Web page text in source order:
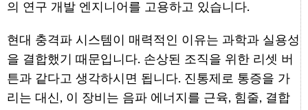
의 연구 개발 엔지니어를 고용하고 있습니다.
현대 충격파 시스템이 매력적인 이유는 과학과 실용성
을 결합했기 때문입니다. 손상된 조직을 위한 리셋 버
튼과 같다고 생각하시면 됩니다. 진통제로 통증을 가
리는 대신, 이 장비는 음파 에너지를 근육, 힘줄, 결합